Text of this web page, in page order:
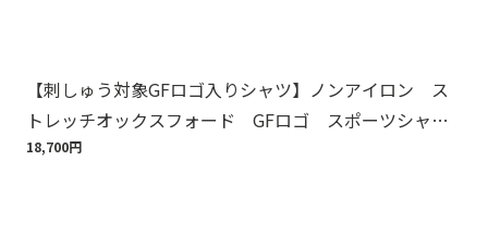
【刺しゅう対象GFロゴ入りシャツ】ノンアイロン ス
トレッチオックスフォード GFロゴ スポーツシャ
ツ Regular Fit
18,700円